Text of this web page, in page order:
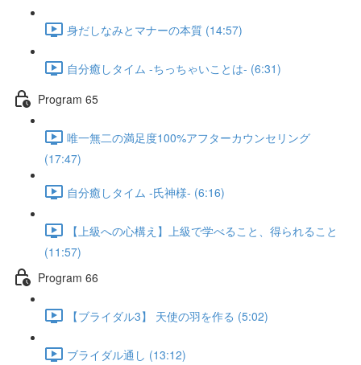
身だしなみとマナーの本質 (14:57)
自分癒しタイム -ちっちゃいことは- (6:31)
Program 65
唯一無二の満足度100%アフターカウンセリング
(17:47)
自分癒しタイム -氏神様- (6:16)
【上級への心構え】上級で学べること、得られること
(11:57)
Program 66
【ブライダル3】 天使の羽を作る (5:02)
ブライダル通し (13:12)